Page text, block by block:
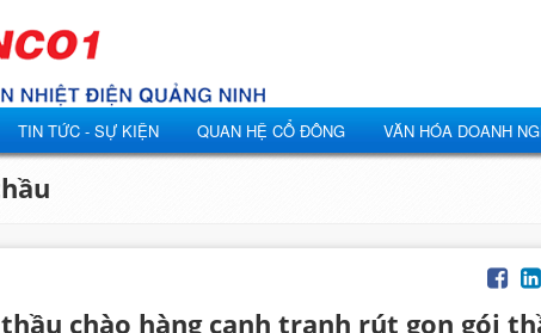
TIN TỨC - SỰ KIỆN QUAN HỆ CỔ ĐÔNG VĂN HÓA DOANH
chào hàng cạnh tranh rút gọn gói